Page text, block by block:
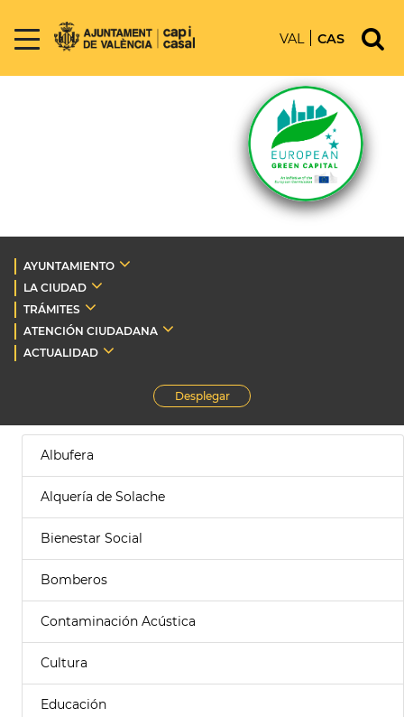
VAL CAS
AYUNTAMIENTO
LA CIUDAD
TRÁMITES
ATENCIÓN CIUDADANA
ACTUALIDAD
Desplegar
Albufera
Alquería de Solache
Bienestar Social
Bomberos
Contaminación Acústica
Cultura
Educación